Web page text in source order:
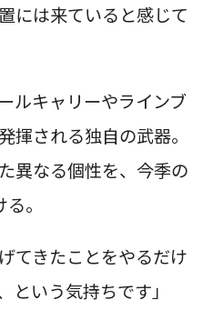
には来ていると感じて
ルキャリーやラインブ
揮される独自の武器。
異なる個性を、今季の
。
てきたことをやるだけ
という気持ちです」